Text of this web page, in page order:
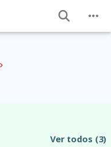
Ver todos (3)